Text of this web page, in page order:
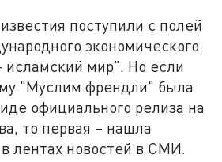
поступили с полей
экономического
исламский мир". Но если
"Муслим френдли" была
официального релиза на
то первая – нашла
лентах новостей в СМИ.